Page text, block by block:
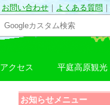
お問い合わせ ｜ よくある質問 ｜
アクセス 平庭高原観光
お知らせメニュー